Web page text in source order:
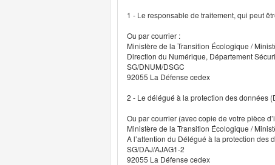
1 - Le responsable de traitement, qui peut
Ou par courrier :
Ministère de la Transition Écologique /
Direction du Numérique, Département
SG/DNUM/DSGC
92055 La Défense cedex
2 - Le délégué à la protection des données
Ou par courrier (avec copie de votre pièce
Ministère de la Transition Écologique /
A l’attention du Délégué à la protection des
SG/DAJ/AJAG1-2
92055 La Défense cedex